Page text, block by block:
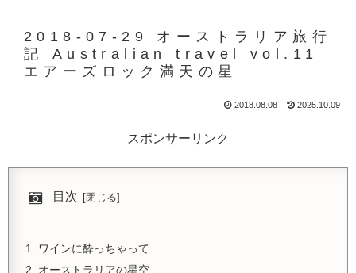
2018-07-29 オーストラリア旅行
記 Australian travel vol.11
エアーズロック満天の星
2018.08.08 2025.10.09
スポンサーリンク
目次
ワインに酔っちゃって
オーストラリアの星空